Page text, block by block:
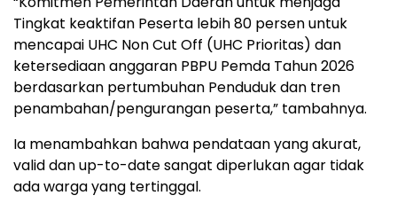
Tingkat keaktifan Peserta lebih 80 persen untuk
mencapai UHC Non Cut Off (UHC Prioritas) dan
ketersediaan anggaran PBPU Pemda Tahun 2026
berdasarkan pertumbuhan Penduduk dan tren
penambahan/pengurangan peserta,” tambahnya.
Ia menambahkan bahwa pendataan yang akurat,
valid dan up-to-date sangat diperlukan agar tidak
ada warga yang tertinggal.